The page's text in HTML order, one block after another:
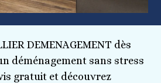
DEMENAGEMENT dès
déménagement sans stress
gratuit et découvrez